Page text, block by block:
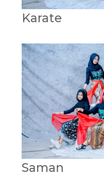
Karate
Saman